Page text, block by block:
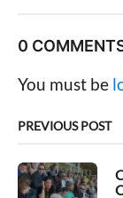
P
a
g
n
t
0
You must be
PREVIOUS POST